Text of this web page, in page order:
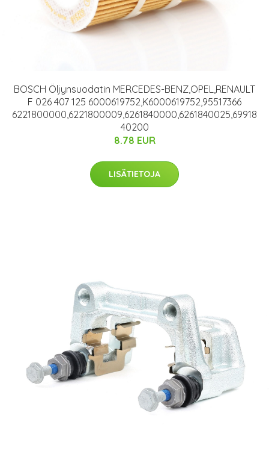
BOSCH Öljynsuodatin MERCEDES-BENZ,OPEL,RENAULT
F 026 407 125 6000619752,K6000619752,95517366
6221800000,6221800009,6261840000,6261840025,69918
40200
8.78 EUR
LISÄTIETOJA